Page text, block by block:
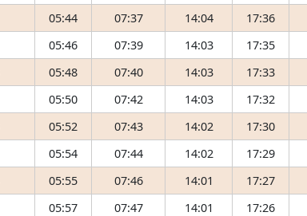
05:44 07:37 14:04 17:36
05:46 07:39 14:03 17:35
05:48 07:40 14:03 17:33
05:50 07:42 14:03 17:32
05:52 07:43 14:02 17:30
05:54 07:44 14:02 17:29
05:55 07:46 14:01 17:27
05:57 07:47 14:01 17:26